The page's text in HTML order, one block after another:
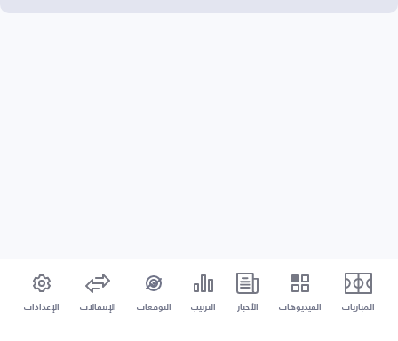
المباريات الفيديوهات الأخبار الترتيب التوقعات الإنتقالات الإعدادات